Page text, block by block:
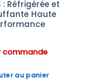
: Réfrigérée et
Haute
commande
au panier